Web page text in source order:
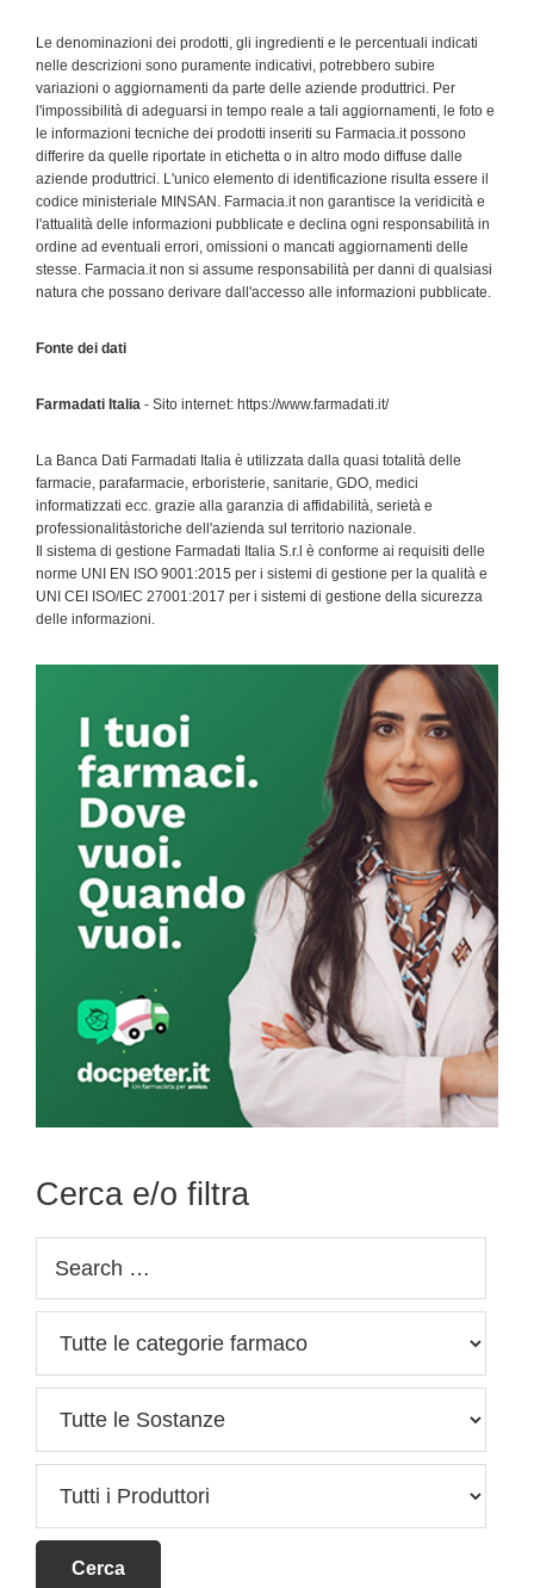
Le denominazioni dei prodotti, gli ingredienti e le percentuali indicati
nelle descrizioni sono puramente indicativi, potrebbero subire
variazioni o aggiornamenti da parte delle aziende produttrici. Per
l'impossibilità di adeguarsi in tempo reale a tali aggiornamenti, le foto e
le informazioni tecniche dei prodotti inseriti su Farmacia.it possono
differire da quelle riportate in etichetta o in altro modo diffuse dalle
aziende produttrici. L'unico elemento di identificazione risulta essere il
codice ministeriale MINSAN. Farmacia.it non garantisce la veridicità e
l'attualità delle informazioni pubblicate e declina ogni responsabilità in
ordine ad eventuali errori, omissioni o mancati aggiornamenti delle
stesse. Farmacia.it non si assume responsabilità per danni di qualsiasi
natura che possano derivare dall'accesso alle informazioni pubblicate.
Fonte dei dati
Farmadati Italia - Sito internet: https://www.farmadati.it/
La Banca Dati Farmadati Italia è utilizzata dalla quasi totalità delle
farmacie, parafarmacie, erboristerie, sanitarie, GDO, medici
informatizzati ecc. grazie alla garanzia di affidabilità, serietà e
professionalitàstoriche dell'azienda sul territorio nazionale.
Il sistema di gestione Farmadati Italia S.r.l è conforme ai requisiti delle
norme UNI EN ISO 9001:2015 per i sistemi di gestione per la qualità e
UNI CEI ISO/IEC 27001:2017 per i sistemi di gestione della sicurezza
delle informazioni.
Sidebar
Cerca e/o filtra